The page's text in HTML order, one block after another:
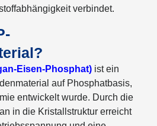
verbindet.
Eisen-Phosphat) ist ein
auf Phosphatbasis,
entwickelt wurde. Durch die
in die Kristallstruktur erreicht